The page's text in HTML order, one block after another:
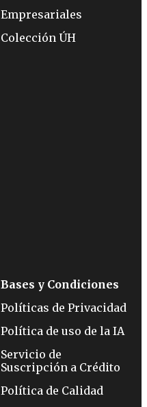
Empresariales
Colección ÚH
Bases y Condiciones
Políticas de Privacidad
Política de uso de la IA
Servicio de
Suscripción a Crédito
Política de Calidad